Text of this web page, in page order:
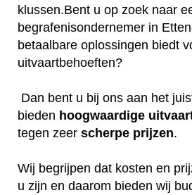
klussen.Bent u op zoek naar
begrafenisondernemer in
betaalbare oplossingen biedt
uitvaartbehoeften?
Dan bent u bij ons aan het
bieden hoogwaardige
tegen zeer scherpe prijzen.
Wij begrijpen dat kosten en
u zijn en daarom bieden wij